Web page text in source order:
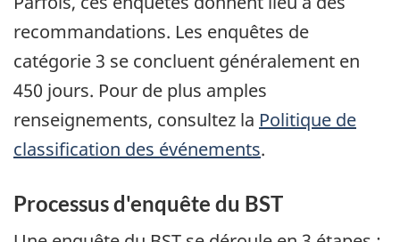
recommandations. Les enquêtes de
catégorie 3 se concluent généralement en
450 jours. Pour de plus amples
renseignements, consultez la Politique de
classification des événements.
Processus d'enquête du BST